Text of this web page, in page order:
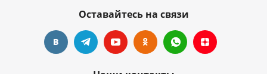
Оставайтесь на связи